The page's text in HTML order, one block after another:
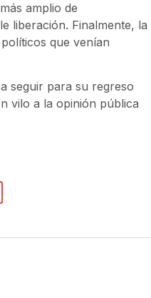
amplio de
liberación. Finalmente, la
que venían
seguir para su regreso
vilo a la opinión pública